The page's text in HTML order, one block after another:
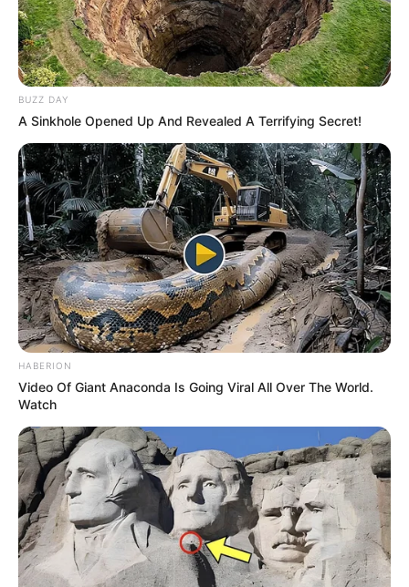
(foto: boredpanda)
10.White-Throated Round-Eared,kelelawar dengan
telinga bulat yang aneh berleher putih
(foto: wikipedia)
Baca juga: Anti Mainstream! Begini 10 Potret Karakter
BUZZ DAY
A Sinkhole Opened Up And Revealed A Terrifying Secret!
HABERION
Video Of Giant Anaconda Is Going Viral All Over The World.
Watch